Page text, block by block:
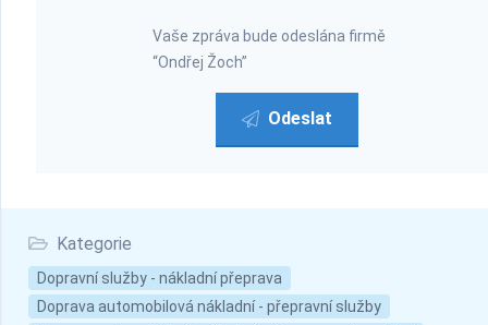
Kategorie
Dopravní služby - nákladní přeprava
Doprava automobilová nákladní - přepravní služby
Vaše zpráva bude odeslána firmě
“Ondřej Žoch”
Odeslat